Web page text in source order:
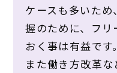
ケースも多いた
握のために、フ
おく事は有益です。
また働き方改革